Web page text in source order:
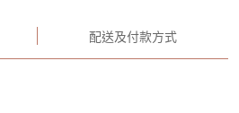
配送及付款方式